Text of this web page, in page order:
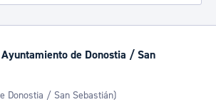
de Donostia / San
Donostia / San Sebastián)